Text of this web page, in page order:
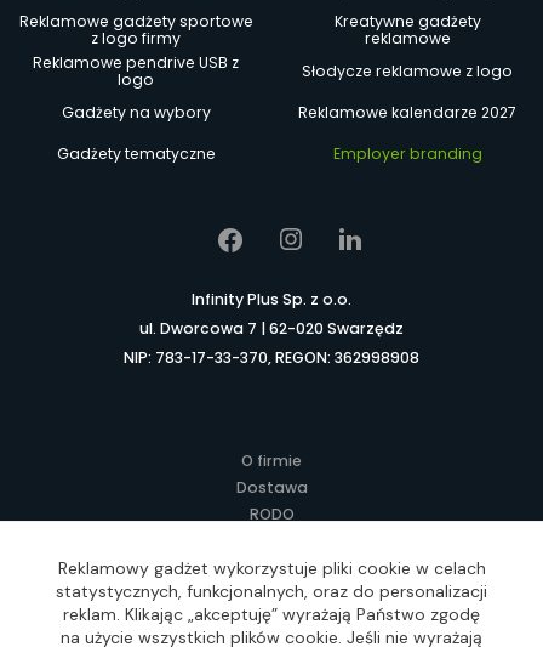
Reklamowe gadżety sportowe
z logo firmy
Kreatywne gadżety
reklamowe
Reklamowe pendrive USB z
logo
Słodycze reklamowe z logo
Gadżety na wybory
Reklamowe kalendarze 2027
Gadżety tematyczne
Employer branding
Infinity Plus Sp. z o.o.
ul. Dworcowa 7 | 62-020 Swarzędz
NIP: 783-17-33-370, REGON: 362998908
O firmie
Dostawa
RODO
Regulamin
Lokalne Gadżety Reklamowe
Jak zamawiać?
Reklamowy gadżet wykorzystuje pliki cookie w celach
statystycznych, funkcjonalnych, oraz do personalizacji
reklam. Klikając „akceptuję” wyrażają Państwo zgodę
na użycie wszystkich plików cookie. Jeśli nie wyrażają